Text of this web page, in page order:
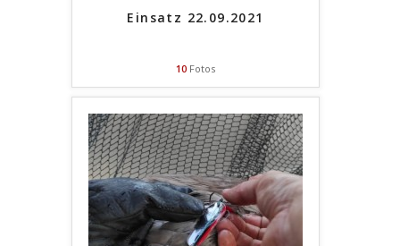
Einsatz 22.09.2021
10Fotos